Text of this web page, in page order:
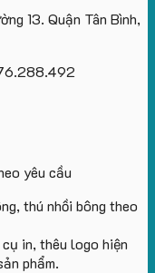
13. Quận Tân Bình,
thú nhồi bông theo
in, thêu logo hiện
phẩm.